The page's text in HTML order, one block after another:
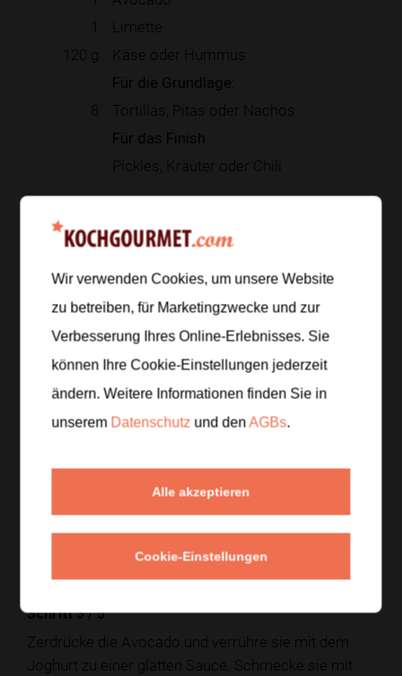
1
Limette
120 g Käse oder Hummus
Für die Grundlage:
8 Tortillas, Pitas oder Nachos
Für das Finish
Pickles, Kräuter oder Chili
Zur Einkaufsliste hinzufügen
Zubereitung
Schritt 1/5
Spüle die schwarzen Bohnen ab und lass sie
abtropfen. Halbiere die Avocado und presse die
Erhitze etwas Öl in einer Pfanne und brate die
bis sie warm und leicht angeröstet sind.
Schritt 3/5
Zerdrücke die Avocado und verrühre sie mit dem
Joghurt zu einer glatten Sauce. Schmecke sie mit
Wir verwenden Cookies, um unsere Website
zu betreiben, für Marketingzwecke und zur
Verbesserung Ihres Online-Erlebnisses. Sie
können Ihre Cookie-Einstellungen jederzeit
ändern. Weitere Informationen finden Sie in
unserem Datenschutz und denAGBs.
Alle akzeptieren
Cookie-Einstellungen